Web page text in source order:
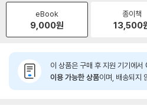
eBook
9,000원
종이책
13,500
이 상품은 구매 후 지원 기기에서
이용 가능한 상품이며, 배송되지